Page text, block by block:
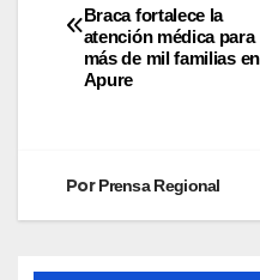
Braca fortalece la
atención médica para
más de mil familias en
Apure
PorPrensa Regional